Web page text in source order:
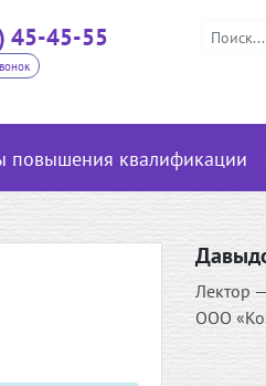
45-45-55
повышения квалификации
Лектор
ООО